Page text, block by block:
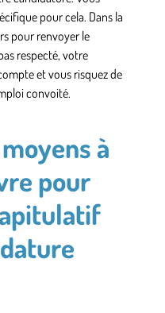
pour cela. Dans la
pour renvoyer le
respecté, votre
et vous risquez de
convoité.
à
pour